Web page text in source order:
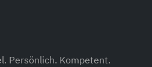
Persönlich. Kompetent.